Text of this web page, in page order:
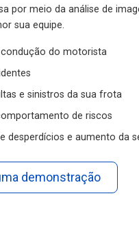
sua equipe.
do motorista
e sinistros da sua frota
de riscos
desperdícios e aumento da
demonstração